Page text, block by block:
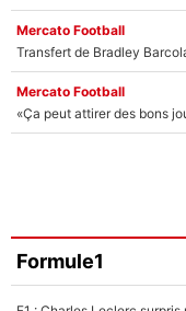
Mercato Football
Mercato Football
Formule1